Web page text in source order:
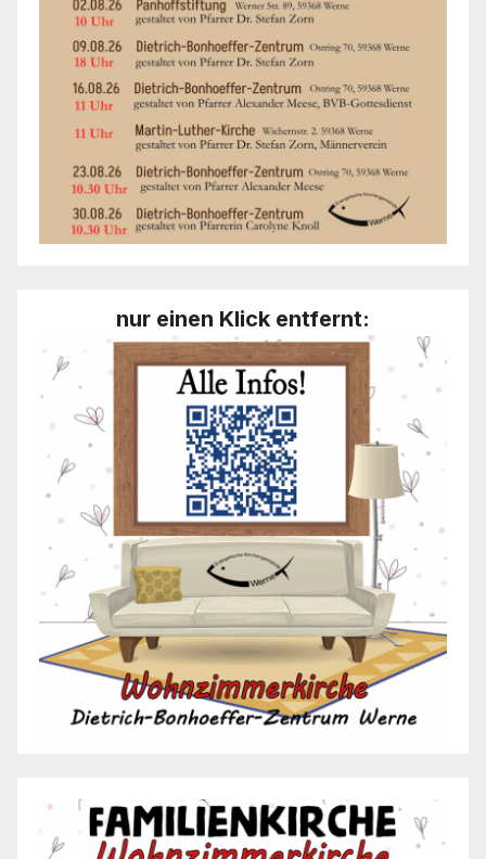
nur einen Klick entfernt: